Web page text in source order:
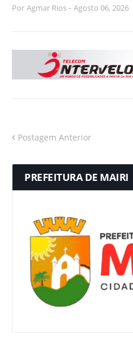
Por Agmar Rios - Agosto 06, 2026
Postagem Anterior
PREFEITURA DE MAIRI